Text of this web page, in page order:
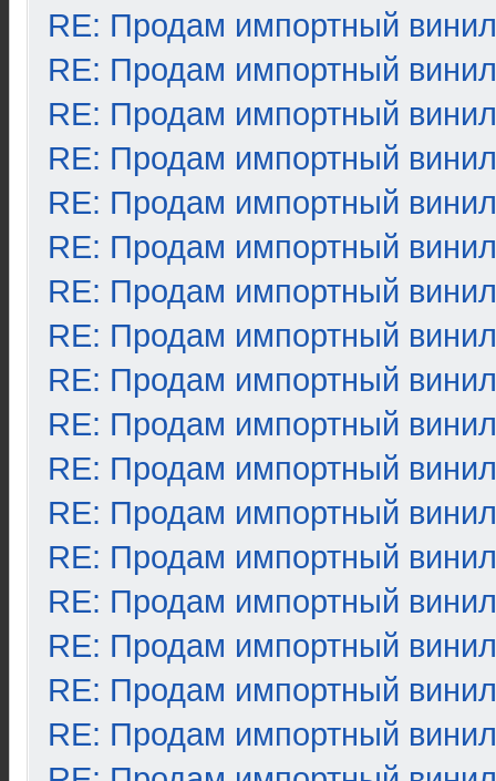
RE: Продам импортный винил
RE: Продам импортный винил
RE: Продам импортный винил
RE: Продам импортный винил
RE: Продам импортный винил
RE: Продам импортный винил
RE: Продам импортный винил
RE: Продам импортный винил
RE: Продам импортный винил
RE: Продам импортный винил
RE: Продам импортный винил
RE: Продам импортный винил
RE: Продам импортный винил
RE: Продам импортный винил
RE: Продам импортный винил
RE: Продам импортный винил
RE: Продам импортный винил